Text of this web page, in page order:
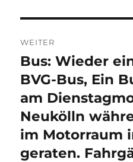
WEITER
Nächster
Beitrag:
Bus: Wieder
BVG-Bus, Ein
am
Neukölln
im Motorraum
geraten.